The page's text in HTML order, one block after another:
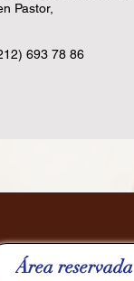
Pastor,
693 78 86
Área reservada